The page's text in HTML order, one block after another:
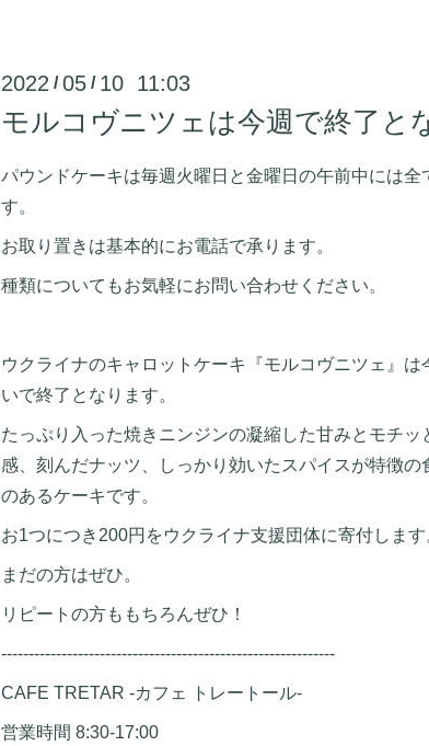
2022 /05 / 10 11:03
モルコヴニツェは今週で終了と
パウンドケーキは毎週火曜日と金曜日の午前中には全
す。
お取り置きは基本的にお電話で承ります。
種類についてもお気軽にお問い合わせください。
ウクライナのキャロットケーキ『モルコヴニツェ』は
いで終了となります。
たっぷり入った焼きニンジンの凝縮した甘みとモチッ
感、刻んだナッツ、しっかり効いたスパイスが特徴の
のあるケーキです。
お1つにつき200円をウクライナ支援団体に寄付します
まだの方はぜひ。
リピートの方ももちろんぜひ！
-------------------------------------------------------------
CAFE TRETAR -カフェ トレートール-
営業時間 8:30-17:00